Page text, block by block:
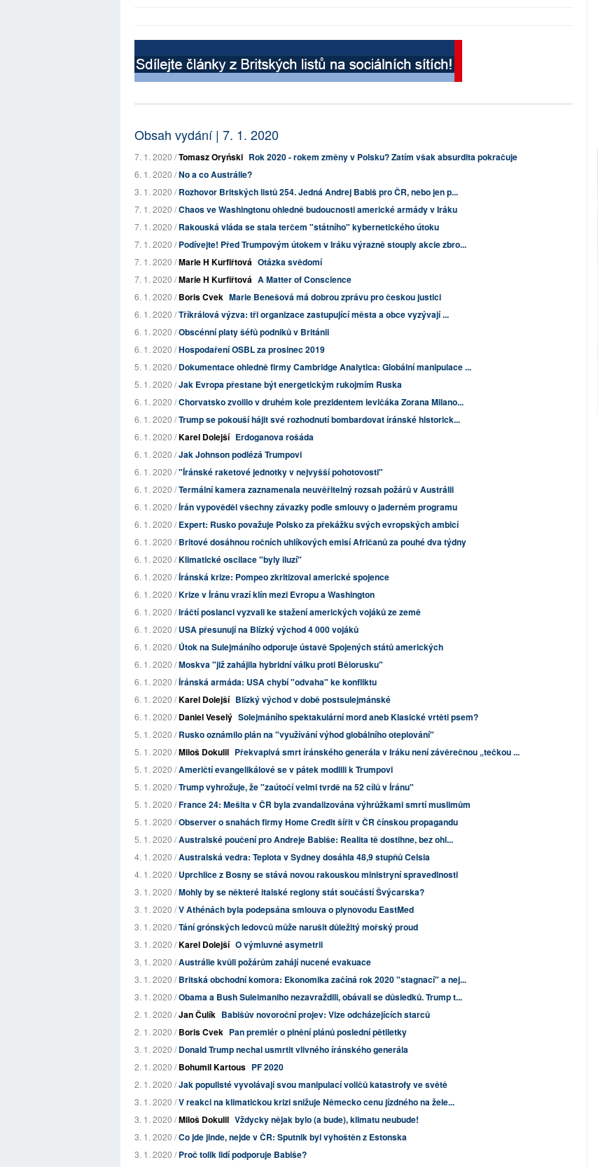
Obsah vydání | 7. 1. 2020
7. 1. 2020 /Tomasz Oryński Rok 2020 - rokem změny v Polsku? Zatím však absurdita pokračuje
6. 1. 2020 /No a co Austrálie?
3. 1. 2020 /Rozhovor Britských listů 254. Jedná Andrej Babiš pro ČR, nebo jen p...
7. 1. 2020 /Chaos ve Washingtonu ohledně budoucnosti americké armády v Iráku
7. 1. 2020 /Rakouská vláda se stala terčem "státního" kybernetického útoku
7. 1. 2020 /Podívejte! Před Trumpovým útokem v Iráku výrazně stouply akcie zbro...
7. 1. 2020 /Marie H Kurfiřtová Otázka svědomí
7. 1. 2020 /Marie H Kurfiřtová A Matter of Conscience
6. 1. 2020 /Boris Cvek Marie Benešová má dobrou zprávu pro českou justici
6. 1. 2020 /Tříkrálová výzva: tři organizace zastupující města a obce vyzývají ...
6. 1. 2020 /Obscénní platy šéfů podniků v Británii
6. 1. 2020 /Hospodaření OSBL za prosinec 2019
5. 1. 2020 /Dokumentace ohledně firmy Cambridge Analytica: Globální manipulace ...
5. 1. 2020 /Jak Evropa přestane být energetickým rukojmím Ruska
6. 1. 2020 /Chorvatsko zvolilo v druhém kole prezidentem levičáka Zorana Milano...
6. 1. 2020 /Trump se pokouší hájit své rozhodnutí bombardovat íránské historick...
6. 1. 2020 /Karel Dolejší Erdoganova rošáda
6. 1. 2020 /Jak Johnson podlézá Trumpovi
6. 1. 2020 /"Íránské raketové jednotky v nejvyšší pohotovosti"
6. 1. 2020 /Termální kamera zaznamenala neuvěřitelný rozsah požárů v Austrálii
6. 1. 2020 /Írán vypověděl všechny závazky podle smlouvy o jaderném programu
6. 1. 2020 /Expert: Rusko považuje Polsko za překážku svých evropských ambicí
6. 1. 2020 /Britové dosáhnou ročních uhlíkových emisí Afričanů za pouhé dva týdny
6. 1. 2020 /Klimatické oscilace "byly iluzí"
6. 1. 2020 /Íránská krize: Pompeo zkritizoval americké spojence
6. 1. 2020 /Krize v Íránu vrazí klín mezi Evropu a Washington
6. 1. 2020 /Iráčtí poslanci vyzvali ke stažení amerických vojáků ze země
6. 1. 2020 /USA přesunují na Blízký východ 4 000 vojáků
6. 1. 2020 /Útok na Sulejmáního odporuje ústavě Spojených států amerických
6. 1. 2020 /Moskva "již zahájila hybridní válku proti Bělorusku"
6. 1. 2020 /Íránská armáda: USA chybí "odvaha" ke konfliktu
6. 1. 2020 /Karel Dolejší Blízký východ v době postsulejmánské
6. 1. 2020 /Daniel Veselý Solejmáního spektakulární mord aneb Klasické vrtěti psem?
5. 1. 2020 /Rusko oznámilo plán na "využívání výhod globálního oteplování"
5. 1. 2020 /Miloš Dokulil Překvapivá smrt íránského generála v Iráku není závěrečnou „tečkou ...
5. 1. 2020 /Američtí evangelikálové se v pátek modlili k Trumpovi
5. 1. 2020 /Trump vyhrožuje, že "zaútočí velmi tvrdě na 52 cílů v Íránu"
5. 1. 2020 /France 24: Mešita v ČR byla zvandalizována výhrůžkami smrtí muslimům
5. 1. 2020 /Observer o snahách firmy Home Credit šířit v ČR čínskou propagandu
5. 1. 2020 /Australské poučení pro Andreje Babiše: Realita tě dostihne, bez ohl...
4. 1. 2020 /Australská vedra: Teplota v Sydney dosáhla 48,9 stupňů Celsia
4. 1. 2020 /Uprchlice z Bosny se stává novou rakouskou ministryní spravedlnosti
3. 1. 2020 /Mohly by se některé italské regiony stát součástí Švýcarska?
3. 1. 2020 /V Athénách byla podepsána smlouva o plynovodu EastMed
3. 1. 2020 /Tání grónských ledovců může narušit důležitý mořský proud
3. 1. 2020 /Karel Dolejší O výmluvné asymetrii
3. 1. 2020 /Austrálie kvůli požárům zahájí nucené evakuace
3. 1. 2020 /Britská obchodní komora: Ekonomika začíná rok 2020 "stagnací" a nej...
3. 1. 2020 /Obama a Bush Suleimaniho nezavraždili, obávali se důsledků. Trump t...
2. 1. 2020 /Jan Čulík Babišův novoroční projev: Vize odcházejících starců
2. 1. 2020 /Boris Cvek Pan premiér o plnění plánů poslední pětiletky
3. 1. 2020 /Donald Trump nechal usmrtit vlivného íránského generála
2. 1. 2020 /Bohumil Kartous PF 2020
2. 1. 2020 /Jak populisté vyvolávají svou manipulací voličů katastrofy ve světě
3. 1. 2020 /V reakci na klimatickou krizi snižuje Německo cenu jízdného na žele...
3. 1. 2020 /Miloš Dokulil Vždycky nějak bylo (a bude), klimatu neubude!
3. 1. 2020 /Co jde jinde, nejde v ČR: Sputnik byl vyhoštěn z Estonska
3. 1. 2020 /Proč tolik lidí podporuje Babiše?